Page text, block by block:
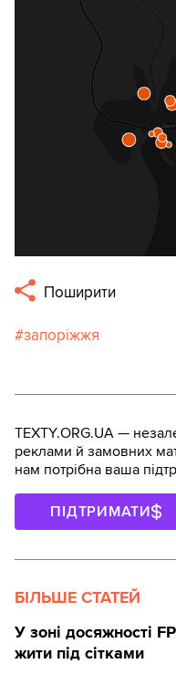
Поширити
запоріжжя
TEXTY.ORG.UA —
реклами й замовних
нам потрібна ваша
ПІДТРИМАТИ
БІЛЬШЕ СТАТЕЙ
У зоні досяжності
жити під сітками